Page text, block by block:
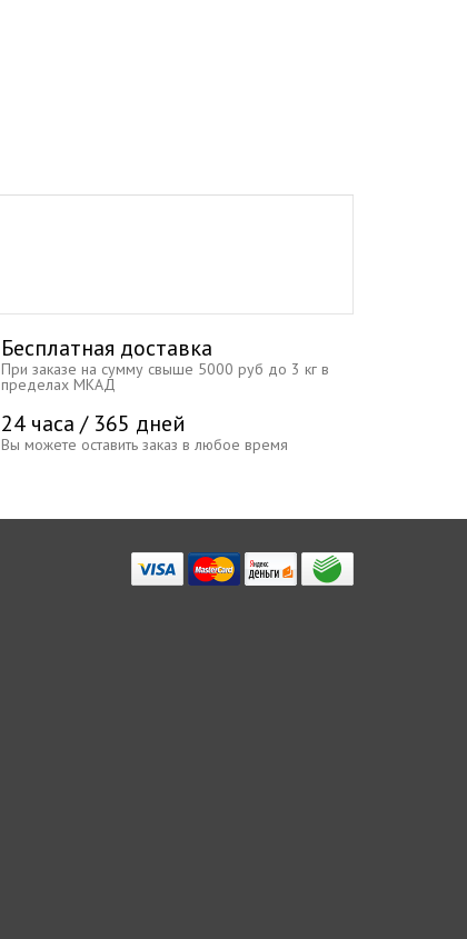
Бесплатная доставка
При заказе на сумму свыше 5000 руб до 3 кг в
пределах МКАД
24 часа / 365 дней
Вы можете оставить заказ в любое время